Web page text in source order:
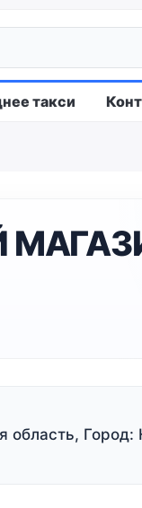
такси
область, Город: